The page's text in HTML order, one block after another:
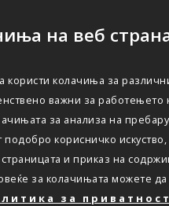
на веб
користи колачиња за
важни за работењето
за анализа на
подобро корисничко
и приказ на
за колачињата можете
за приватност